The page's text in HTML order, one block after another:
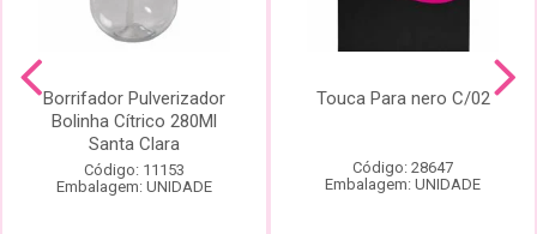
Borrifador Pulverizador
Bolinha Cítrico 280Ml
Santa Clara
Código: 11153
Embalagem: UNIDADE
Touca Para nero C/02
Código: 28647
Embalagem: UNIDADE